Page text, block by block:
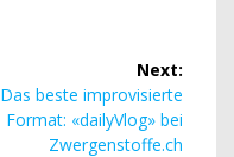
Next:
Next
post:
Das beste improvisierte
Format: «dailyVlog» bei
Zwergenstoffe.ch